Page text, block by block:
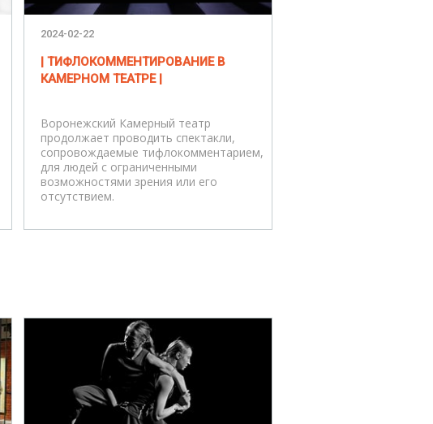
2024-02-22
| ТИФЛОКОММЕНТИРОВАНИЕ В
КАМЕРНОМ ТЕАТРЕ |
Воронежский Камерный театр
продолжает проводить спектакли,
сопровождаемые тифлокомментарием,
для людей с ограниченными
возможностями зрения или его
отсутствием.